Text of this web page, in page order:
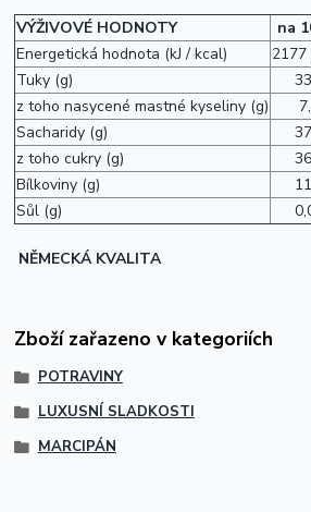
VÝŽIVOVÉ HODNOTY
na
Energetická hodnota (kJ / kcal)
2177
Tuky (g)
z toho nasycené mastné kyseliny (g)
Sacharidy (g)
z toho cukry (g)
Bílkoviny (g)
Sůl (g)
NĚMECKÁ KVALITA
Zboží zařazeno v kategoriích
POTRAVINY
LUXUSNÍ SLADKOSTI
MARCIPÁN